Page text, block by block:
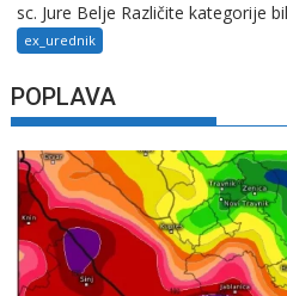
sc. Jure Belje Različite kategorije
ex_urednik
POPLAVA